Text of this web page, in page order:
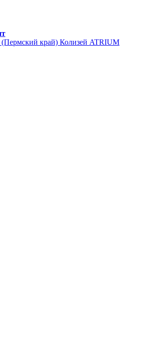
край) Колизей ATRIUM